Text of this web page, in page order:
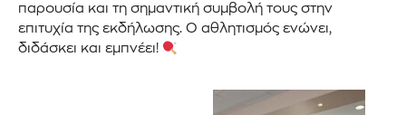
παρουσία και τη σημαντική συμβολή τους στην
επιτυχία της εκδήλωσης. Ο αθλητισμός ενώνει,
διδάσκει και εμπνέει!